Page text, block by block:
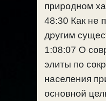
природном
48:30 Как не
другим
1:08:07 О
элиты по
населения
основной